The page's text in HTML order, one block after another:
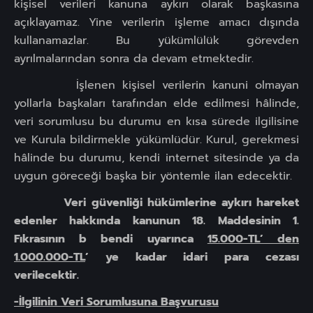
kişisel verileri kanuna aykırı olarak başkasına
açıklayamaz. Yine verilerin işleme amacı dışında
kullanamazlar. Bu yükümlülük görevden
ayrılmalarından sonra da devam etmektedir.
İşlenen kişisel verilerin kanuni olmayan
yollarla başkaları tarafından elde edilmesi hâlinde,
veri sorumlusu bu durumu en kısa sürede ilgilisine
ve Kurula bildirmekle yükümlüdür. Kurul, gerekmesi
hâlinde bu durumu, kendi internet sitesinde ya da
uygun göreceği başka bir yöntemle ilan edecektir.
Veri güvenliği hükümlerine aykırı hareket
edenler hakkında kanunun 18. Maddesinin 1.
Fıkrasının b bendi uyarınca15.000-TL’ den
1.000.000-TL’ ye kadar idari para cezası
verilecektir.
-İlgilinin Veri Sorumlusuna Başvurusu